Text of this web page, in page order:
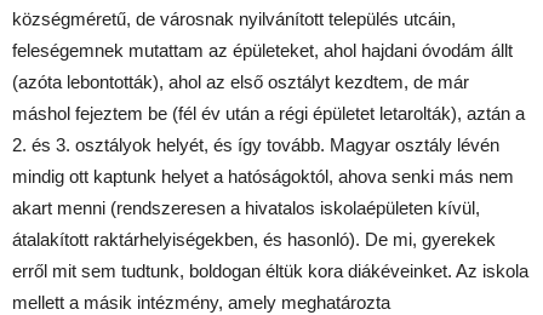
községméretű, de városnak nyilvánított település utcáin,
feleségemnek mutattam az épületeket, ahol hajdani óvodám állt
(azóta lebontották), ahol az első osztályt kezdtem, de már
máshol fejeztem be (fél év után a régi épületet letarolták), aztán a
2. és 3. osztályok helyét, és így tovább. Magyar osztály lévén
mindig ott kaptunk helyet a hatóságoktól, ahova senki más nem
akart menni (rendszeresen a hivatalos iskolaépületen kívül,
átalakított raktárhelyiségekben, és hasonló). De mi, gyerekek
erről mit sem tudtunk, boldogan éltük kora diákéveinket. Az iskola
mellett a másik intézmény, amely meghatározta